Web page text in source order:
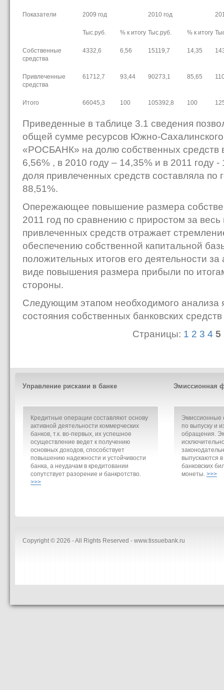
Показатели 2009 год 2010 год
Тыс.руб. % к итогу Тыс.руб. % к итогу
Собственные
средства
4332,6 6,56 15119,7 14,35
Привлеченные
средства
61712,7 93,44 90273,1 85,65
Итого 66045,3 100 105392,8 100
Приведенные в таблице 3.1 сведения
общей сумме ресурсов Южно-
«РОСБАНК» на долю собственных средств
6,56% , в 2010 году – 14,35% и в 2011 году
доля привлеченных средств составляла по
88,51%.
Опережающее повышение размера
2011 год по сравнению с приростом за
привлеченных средств отражает
обеспечению собственной капитальной
положительных итогов его деятельности
виде повышения размера прибыли по
стороны.
Следующим этапом необходимого анализа
состояния собственных банковских
Страницы: 1 2 3 4 5
Управление рисками в банке
Кредитные операции составляют основу
активной деятельности коммерческих
банков, т.к. во-первых, их успешное
осуществление ведет к получению
основных доходов, способствует
повышению надежности и устойчивости
банка, а неудачам в кредитовании
сопутствует разорение и банкротство.
>>>
Эмиссионная
Эмиссионные
по выпуску и
обращения.
выпускаются
банковских
монеты. >>>
Copyright © 2026 - All Rights Reserved - www.tissuebank.ru